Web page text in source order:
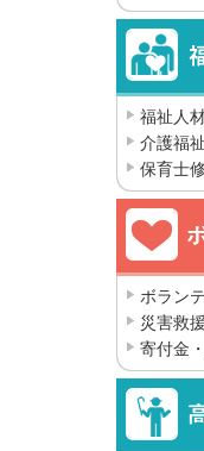
福祉人
介護福
保育士
ボラン
災害救
寄付金